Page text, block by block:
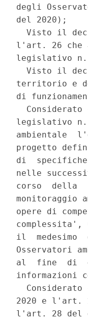
degli
del 2020);
Visto il
l'art. 26 che
legislativo n.
Visto il
territorio e
di
Considerato
legislativo n.
ambientale
progetto
di
nelle
corso  della
monitoraggio
opere di
complessita',
il
Osservatori
al  fine  di
informazioni
Considerato
2020 e l'art.
l'art. 28 del